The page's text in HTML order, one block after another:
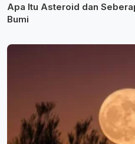
Apa Itu Asteroid dan
Bumi